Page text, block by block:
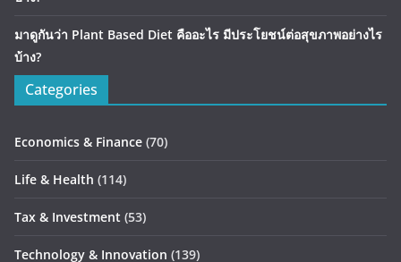
มาดูกันว่า Plant Based Diet คืออะไร มีประโยชน์ต่อสุขภาพอย่างไร
บ้าง?
Categories
Economics & Finance (70)
Life & Health (114)
Tax & Investment (53)
Technology & Innovation (139)